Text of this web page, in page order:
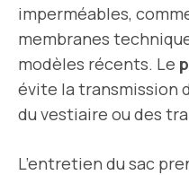
imperméables,
membranes
modèles récents. Le
évite la transmission
du vestiaire ou des
L’entretien du sac